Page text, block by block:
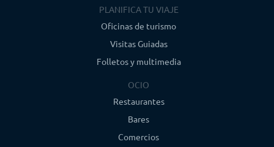
PLANIFICA TU VIAJE
Oficinas de turismo
Visitas Guiadas
Folletos y multimedia
OCIO
Restaurantes
Bares
Comercios